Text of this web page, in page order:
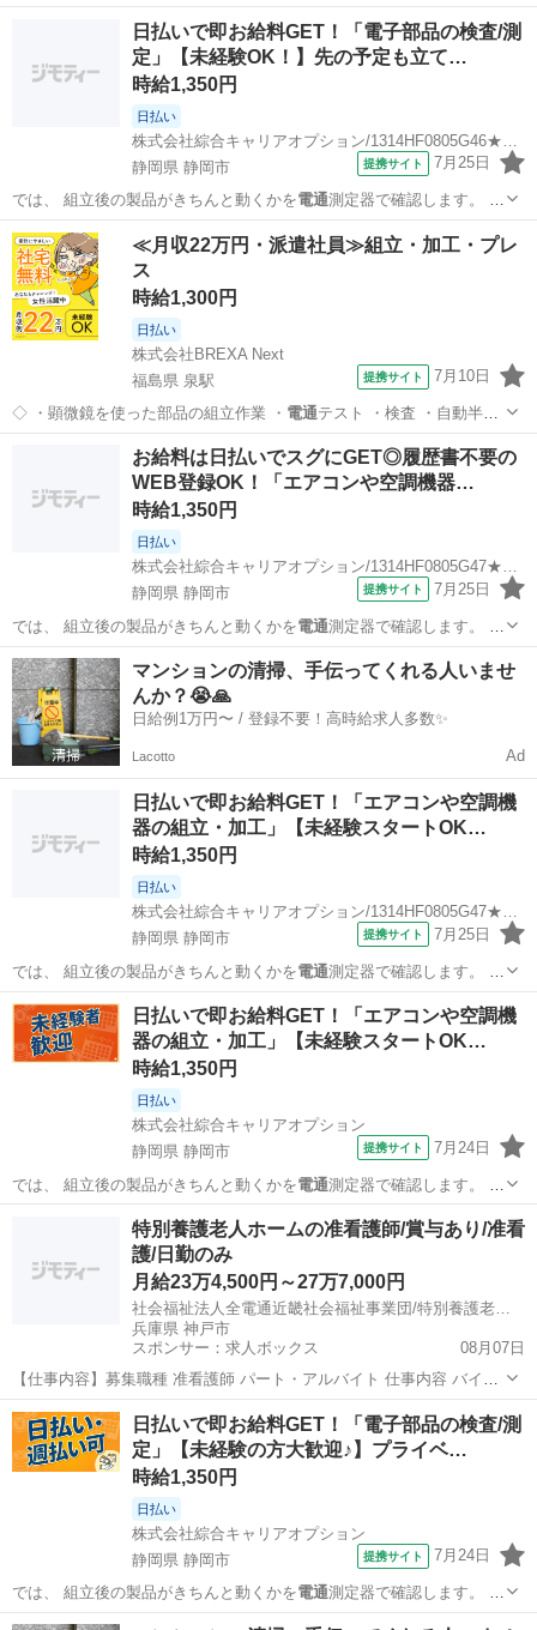
ート・アルバイト 仕事内容 身体介護、食事介助、入浴介助、排泄介
助、生活援助、送迎、レク企画・運営 給与・手当 <給与> 時給1,116〜
1,500円 <手当>...
アルバイト・パート
日払いで即お給料GET！「電子部品の検査/測
定」【未経験OK！】先の予定も立て…
時給1,350円
日払い
静岡県 静岡市
提携サイト 7月25日
では、 組立後の製品がきちんと動くかを電通測定器で確認します。 ま
た、 加工後の…
静岡 静岡市 工場
≪月収22万円・派遣社員≫組立・加工・プレ
ス
時給1,300円
日払い
株式会社BREXA Next
福島県 泉駅
提携サイト 7月10日
◇ ・顕微鏡を使った部品の組立作業 ・ 電通テスト ・検査 ・自動半田
付け ★ク…いわき市 泉駅 その他
お給料は日払いでスグにGET◎履歴書不要の
WEB登録OK！「エアコンや空調機器…
時給1,350円
日払い
株式会社綜合キャリアオプション/1314HF0805G47★26-S
静岡県 静岡市
提携サイト 7月25日
では、 組立後の製品がきちんと動くかを電通測定器で確認します。 ま
た、 加工後の…
静岡 静岡市
マンションの清掃、手伝ってくれる人いませ
んか？😭🙏
日給例1万円〜 / 登録不要！高時給求人多数✨
Lacotto Ad
日払いで即お給料GET！「エアコンや空調機
器の組立・加工」【未経験スタートOK…
時給1,350円
日払い
株式会社綜合キャリアオプション/1314HF0805G47★26-S
静岡県 静岡市
提携サイト 7月25日
では、 組立後の製品がきちんと動くかを電通測定器で確認します。 ま
た、 加工後の…
静岡 静岡市 工場
日払いで即お給料GET！「エアコンや空調機
器の組立・加工」【未経験スタートOK…
時給1,350円
日払い
株式会社綜合キャリアオプション
静岡県 静岡市
提携サイト 7月24日
では、 組立後の製品がきちんと動くかを電通測定器で確認します。 ま
た、 加工後の…
工場
特別養護老人ホームの准看護師/賞与あり/准看
護/日勤のみ
月給23万4,500円～27万7,000円
社会福祉法人全電通近畿社会福祉事業団/特別養護老人ホーム あいハート須磨
兵庫県 神戸市
スポンサー：求人ボックス
08月07日
【仕事内容】募集職種 准看護師 パート・アルバイト 仕事内容 バイタ
ルチェック、健康管理、服薬・投薬管理、病棟 給与・手当 <給与> 月
給234,500〜277,000円 <手当> 交通費支給:実費(上限なし) 資格手
当:25,0...
アルバイト・パート
日払いで即お給料GET！「電子部品の検査/測
定」【未経験の方大歓迎♪】プライベ…
時給1,350円
日払い
株式会社綜合キャリアオプション
静岡県 静岡市
提携サイト 7月24日
では、 組立後の製品がきちんと動くかを電通測定器で確認します。 ま
た、 加工後の…
静岡 静岡市 工場